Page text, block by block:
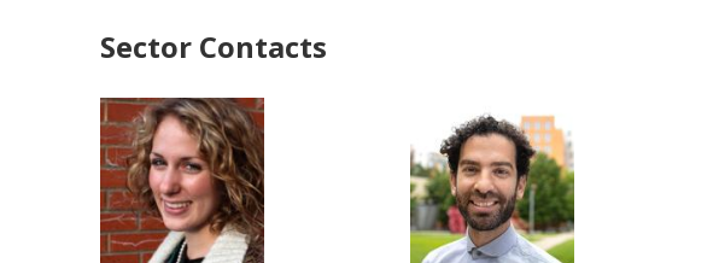
Sector Contacts